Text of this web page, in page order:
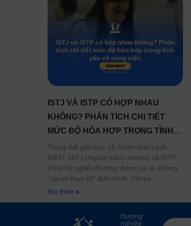
ISTJ VÀ ISTP CÓ HỢP NHAU
KHÔNG? PHÂN TÍCH CHI TIẾT
MỨC ĐỘ HÒA HỢP TRONG TÌNH
YÊU VÀ CÔNG VIỆC
Trong thế giới của 16 nhóm tính cách
MBTI, ISTJ (Người trách nhiệm) và ISTP
(Nhà kỹ nghệ) thường được coi là những
“người thực tế” điển hình. Với ba
Đọc thêm ➤
Hướng
nghiệp